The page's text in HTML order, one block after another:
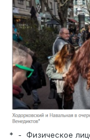
* - Физическое